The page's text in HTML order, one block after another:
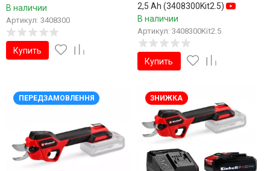
В наличии
Артикул: 3408300
Купить
2,5 Ah (3408300Kit2.5)
В наличии
Артикул: 3408300Kit2.5
Купить
ПЕРЕДЗАМОВЛЕННЯ ЗНИЖКА